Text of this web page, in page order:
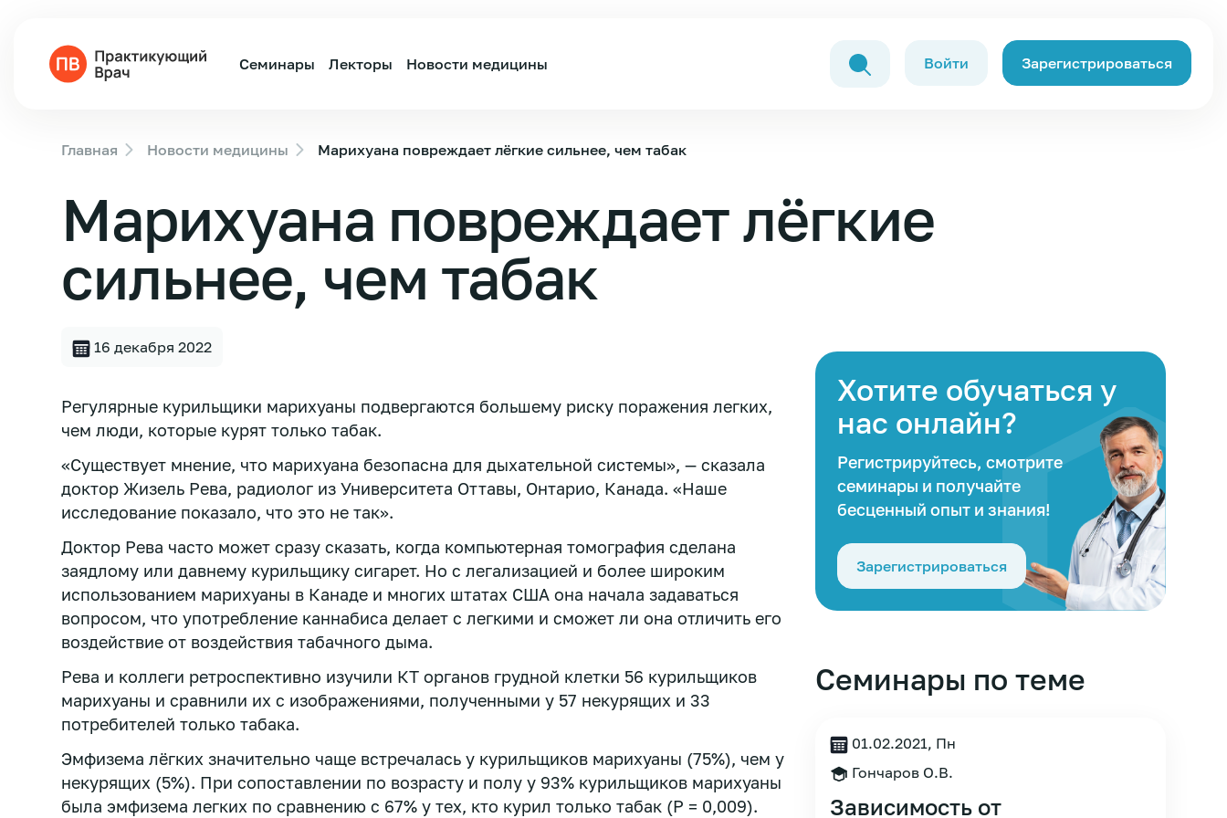
Семинары Лекторы Новости медицины Войти Зарегистрироваться
Главная Новости медицины Марихуана повреждает лёгкие сильнее, чем табак
Марихуана повреждает лёгкие
сильнее, чем табак
16 декабря 2022
Регулярные курильщики марихуаны подвергаются большему риску поражения легких,
чем люди, которые курят только табак.
«Существует мнение, что марихуана безопасна для дыхательной системы», — сказала
доктор Жизель Рева, радиолог из Университета Оттавы, Онтарио, Канада. «Наше
исследование показало, что это не так».
Доктор Рева часто может сразу сказать, когда компьютерная томография сделана
заядлому или давнему курильщику сигарет. Но с легализацией и более широким
использованием марихуаны в Канаде и многих штатах США она начала задаваться
вопросом, что употребление каннабиса делает с легкими и сможет ли она отличить его
воздействие от воздействия табачного дыма.
Рева и коллеги ретроспективно изучили КТ органов грудной клетки 56 курильщиков
марихуаны и сравнили их с изображениями, полученными у 57 некурящих и 33
потребителей только табака.
Эмфизема лёгких значительно чаще встречалась у курильщиков марихуаны (75%), чем у
некурящих (5%). При сопоставлении по возрасту и полу у 93% курильщиков марихуаны
была эмфизема легких по сравнению с 67% у тех, кто курил только табак (P = 0,009).
Хотите обучаться у
нас онлайн?
Регистрируйтесь, смотрите
семинары и получайте
бесценный опыт и знания!
Зарегистрироваться
Семинары по теме
01.02.2021, Пн
Гончаров О.В.
Зависимость от